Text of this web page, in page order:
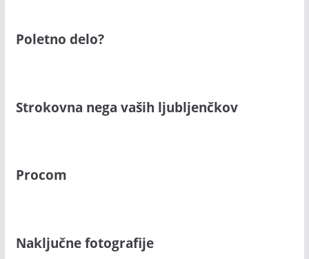
Poletno delo?
Strokovna nega vaših ljubljenčkov
Procom
Naključne fotografije